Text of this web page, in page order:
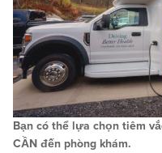
Bạn có thể lựa chọn tiêm
CẦN đến phòng khám.